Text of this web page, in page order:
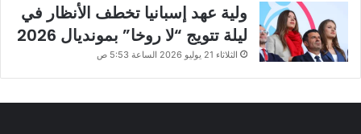
ولية عهد إسبانيا تخطف الأنظار في
ليلة تتويج “لا روخا” بمونديال 2026
الثلاثاء 21 يوليو 2026 الساعة 5:53 ص